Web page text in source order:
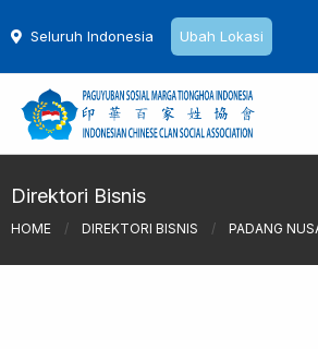
Seluruh Indonesia Ubah Lokasi
Direktori Bisnis
HOME / DIREKTORI BISNIS / PADANG